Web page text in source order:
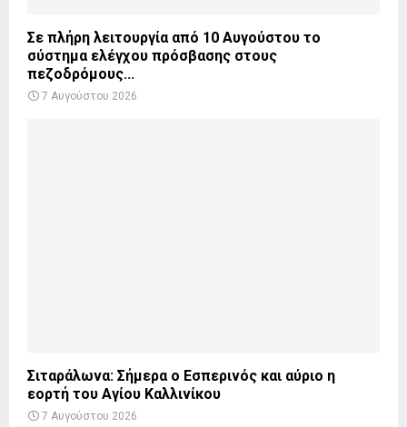
Σε πλήρη λειτουργία από 10 Αυγούστου το
σύστημα ελέγχου πρόσβασης στους
πεζοδρόμους...
7 Αυγούστου 2026
Σιταράλωνα: Σήμερα ο Εσπερινός και αύριο η
εορτή του Αγίου Καλλινίκου
7 Αυγούστου 2026